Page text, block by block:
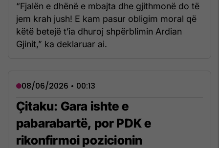
“Fjalën e dhënë e mbajta dhe gjithmonë do të
jem krah jush! E kam pasur obligim moral që
këtë betejë t’ia dhuroj shpërblimin Ardian
Gjinit,” ka deklaruar ai.
08/06/2026 • 00:13
Çitaku: Gara ishte e
pabarabartë, por PDK e
rikonfirmoi pozicionin